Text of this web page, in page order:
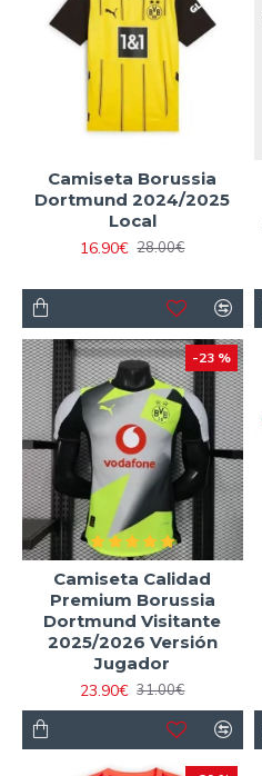
Camiseta Borussia
Dortmund 2024/2025
Local
16.90€ 28.00€
-23 %
Camiseta Calidad
Premium Borussia
Dortmund Visitante
2025/2026 Versión
Jugador
23.90€ 31.00€